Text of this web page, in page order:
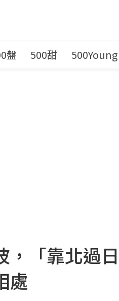
盤 500甜 500Young
，「靠北過
處